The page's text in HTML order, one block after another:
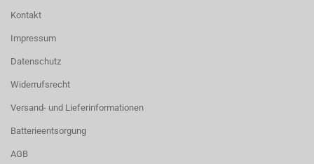
Kontakt
Impressum
Datenschutz
Widerrufsrecht
Versand- und Lieferinformationen
Batterieentsorgung
AGB